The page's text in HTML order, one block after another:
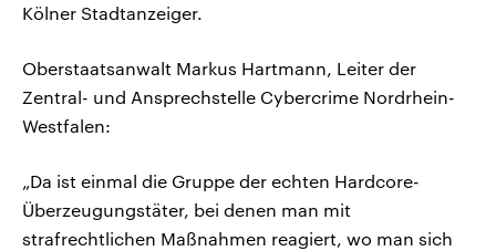
Kölner Stadtanzeiger.
Oberstaatsanwalt Markus Hartmann, Leiter der
Zentral- und Ansprechstelle Cybercrime Nordrhein-
Westfalen:
„Da ist einmal die Gruppe der echten Hardcore-
Überzeugungstäter, bei denen man mit
strafrechtlichen Maßnahmen reagiert, wo man sich